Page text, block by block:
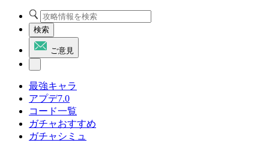
検索
ご意見
最強キャラ
アプデ7.0
コード一覧
ガチャおすすめ
ガチャシミュ